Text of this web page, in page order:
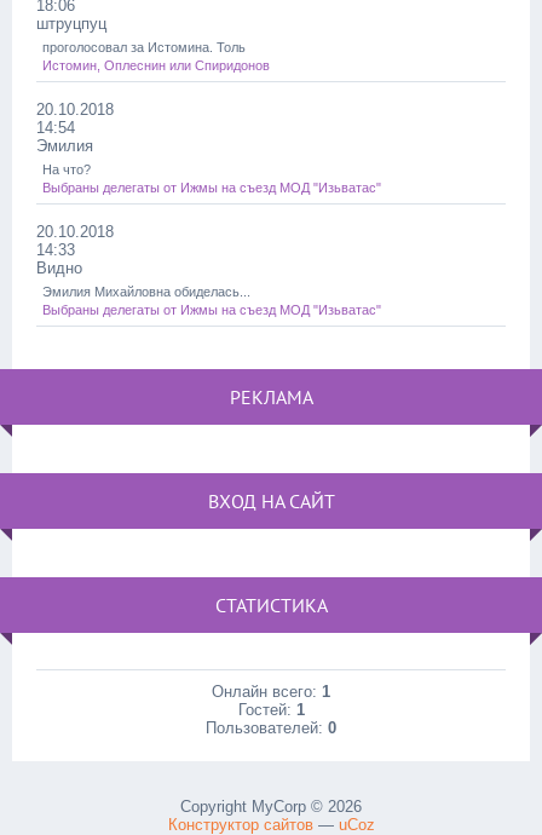
18:06
штруцпуц
проголосовал за Истомина. Толь
Истомин, Оплеснин или Спиридонов
20.10.2018
14:54
Эмилия
На что?
Выбраны делегаты от Ижмы на съезд МОД "Изьватас"
20.10.2018
14:33
Видно
Эмилия Михайловна обиделась...
Выбраны делегаты от Ижмы на съезд МОД "Изьватас"
РЕКЛАМА
ВХОД НА САЙТ
СТАТИСТИКА
Онлайн всего: 1
Гостей: 1
Пользователей: 0
Copyright MyCorp © 2026
Конструктор сайтов— uCoz